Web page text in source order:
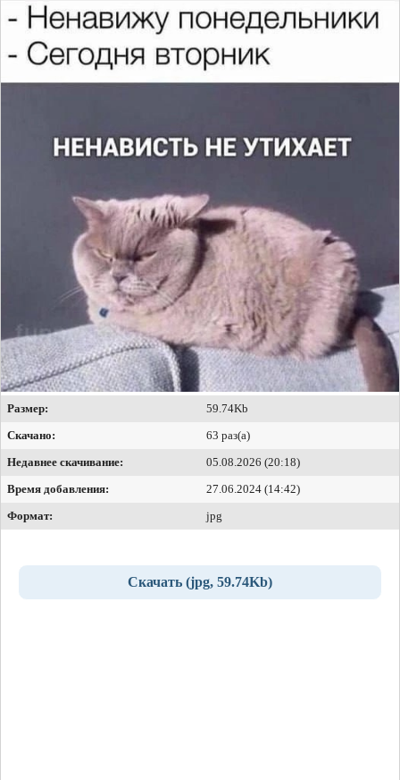
Размер:
59.74Kb
Скачано:
63 раз(а)
Недавнее скачивание:
05.08.2026 (20:18)
Время добавления:
27.06.2024 (14:42)
Формат:
jpg
Скачать (jpg, 59.74Kb)